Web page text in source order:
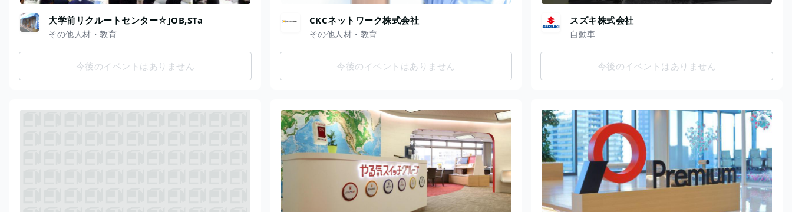
大学前リクルートセンター☆JOB,STa
その他人材・教育
今後のイベントはありません
CKCネットワーク株式会社
その他人材・教育
今後のイベントはありません
スズキ株式会社
自動車
今後のイベントはありません